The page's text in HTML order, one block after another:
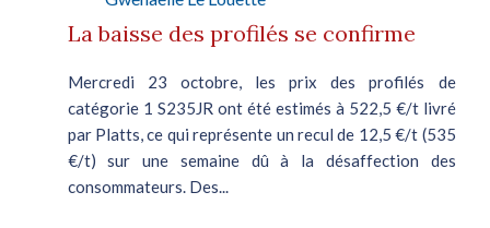
La baisse des profilés se confirme
Mercredi 23 octobre, les prix des profilés de
catégorie 1 S235JR ont été estimés à 522,5 €/t livré
par Platts, ce qui représente un recul de 12,5 €/t (535
€/t) sur une semaine dû à la désaffection des
consommateurs. Des...